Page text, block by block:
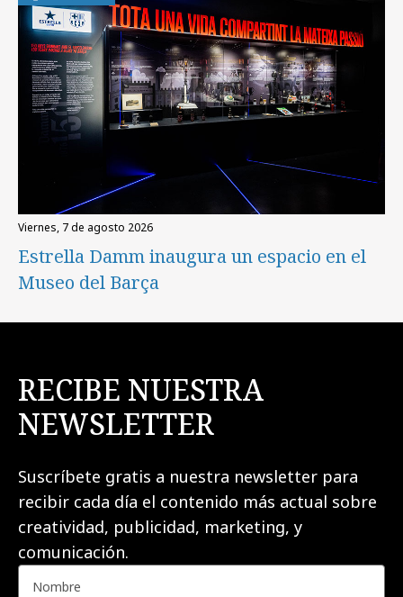
viernes, 7 de agosto 2026
Estrella Damm inaugura un espacio en el
Museo del Barça
RECIBE NUESTRA
NEWSLETTER
Suscríbete gratis a nuestra newsletter para
recibir cada día el contenido más actual sobre
creatividad, publicidad, marketing, y
comunicación.